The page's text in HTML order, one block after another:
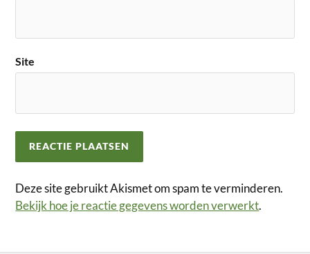
Site
Deze site gebruikt Akismet om spam te verminderen.
Bekijk hoe je reactie gegevens worden verwerkt.